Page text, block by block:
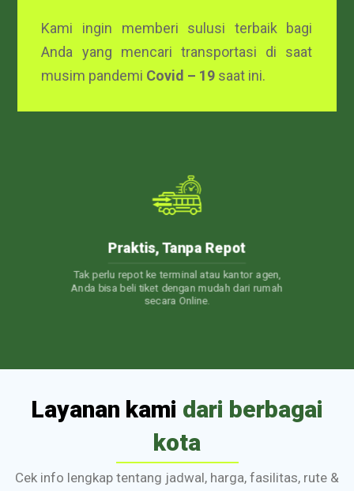
Kami ingin memberi sulusi terbaik bagi
Anda yang mencari transportasi di saat
musim pandemi Covid – 19 saat ini.
24/7 Customer Care
Layanan Customer Service 24 jam. Jadi, kapan
pun Anda punya pertanyaan, Kami akan selalu
siap membantu.
Layanan kami dari berbagai
kota
Cek info lengkap tentang jadwal, harga, fasilitas, rute &